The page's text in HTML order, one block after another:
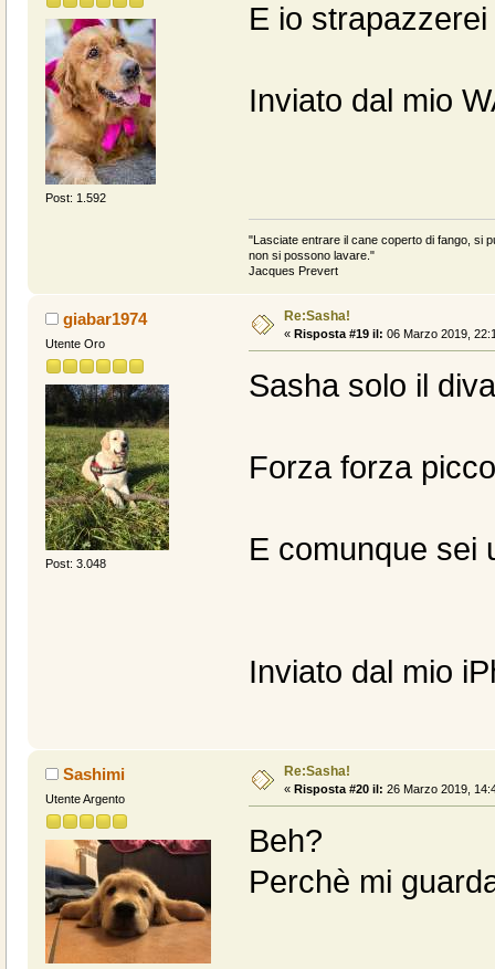
Post: 1.592
E io
Inviato dal mio
"Lasciate entrare il cane coperto di fango, si
non si possono lavare."
Jacques Prevert
giabar1974
Utente Oro
Post: 3.048
Re:Sasha!
« Risposta #19 il: 06 Marzo 2019,
Sasha solo il
Forza forza
E comunque sei
Inviato dal mio
Sashimi
Utente Argento
Re:Sasha!
« Risposta #20 il: 26 Marzo 2019,
Beh?
Perchè mi